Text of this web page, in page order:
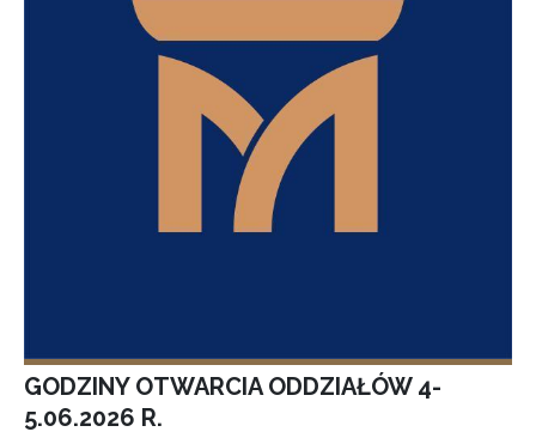
GODZINY OTWARCIA ODDZIAŁÓW 4-
5.06.2026 R.